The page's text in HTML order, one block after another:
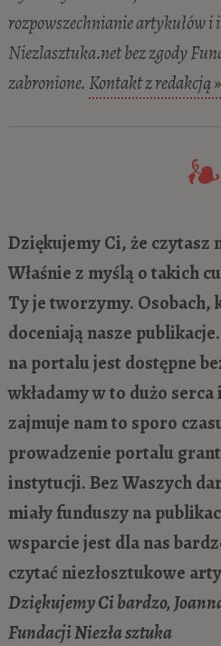
rozpowszechnianie artykułów i
Niezlasztuka.net bez zgody
zabronione. Kontakt z redakcją »
Dziękujemy Ci, że czytasz
Właśnie z myślą o takich
Ty je tworzymy. Osobach,
doceniają nasze
na portalu jest dostępne
wkładamy w to dużo
zajmuje nam to sporo
prowadzenie portalu
instytucji. Bez Waszych
miały funduszy na
wsparcie jest dla nas
czytać niezłosztukowe
Dziękujemy Ci bardzo,
Fundacji Niezła sztuka